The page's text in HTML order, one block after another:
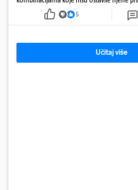
5
Učitaj više